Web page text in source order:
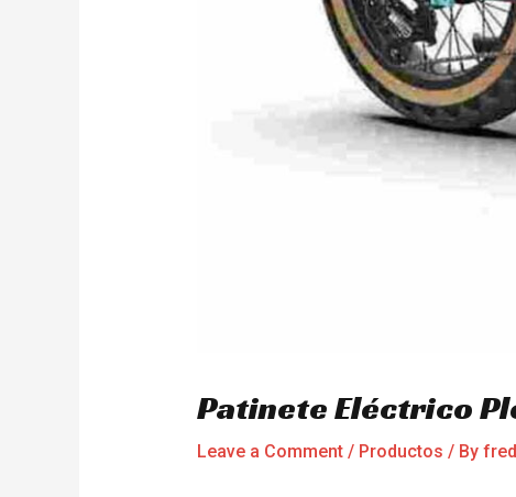
Patinete Eléctrico
Leave a Comment / Productos / By